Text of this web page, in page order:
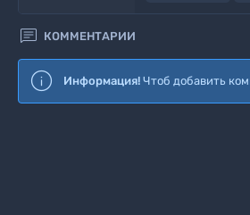
 КОММЕНТАРИИ
Информация! Чтоб добавить